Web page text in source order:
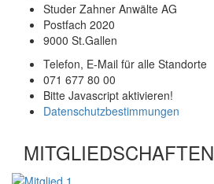
Studer Zahner Anwälte AG
Postfach 2020
9000 St.Gallen
Telefon, E-Mail für alle Standorte
071 677 80 00
Bitte Javascript aktivieren!
Datenschutzbestimmungen
MITGLIEDSCHAFTEN